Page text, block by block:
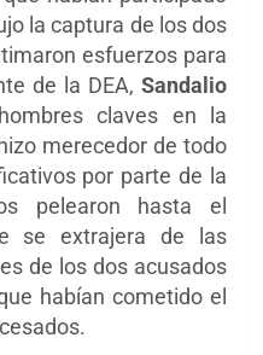
la captura de los dos
esfuerzos para
de la DEA, Sandalio
claves en la
merecedor de todo
por parte de la
pelearon hasta el
se extrajera de las
de los dos acusados
habían cometido el